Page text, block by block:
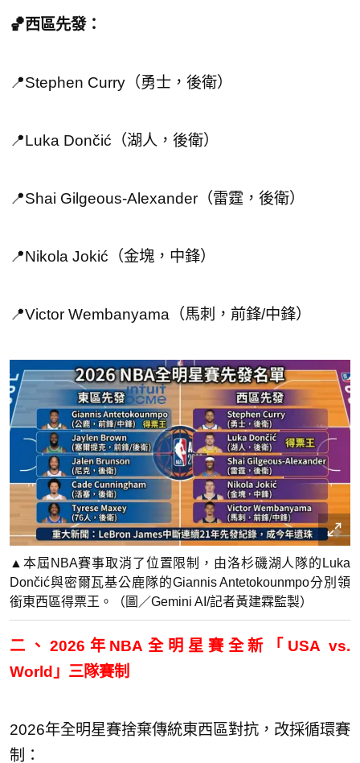
🏀西區先發：
📍Stephen Curry（勇士，後衛）
📍Luka Dončić（湖人，後衛）
📍Shai Gilgeous-Alexander（雷霆，後衛）
📍Nikola Jokić（金塊，中鋒）
📍Victor Wembanyama（馬刺，前鋒/中鋒）
▲本屆NBA賽事取消了位置限制，由洛杉磯湖人隊的Luka
Dončić與密爾瓦基公鹿隊的Giannis Antetokounmpo分別領
銜東西區得票王。（圖／Gemini AI/記者黃建霖監製）
二、2026年NBA全明星賽全新「USA vs.
World」三隊賽制
2026年全明星賽捨棄傳統東西區對抗，改採循環賽
制：